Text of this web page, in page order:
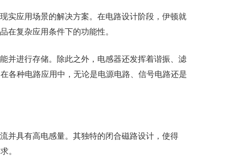
实应用场景的解决方案。在电路设计阶段，伊顿就
在复杂应用条件下的功能性。
并进行存储。除此之外，电感器还发挥着谐振、滤
各种电路应用中，无论是电源电路、信号电路还是
并具有高电感量。其独特的闭合磁路设计，使得
。